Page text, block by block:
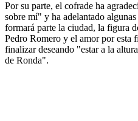
Por su parte, el cofrade ha
sobre mí" y ha adelantado
formará parte la ciudad, la figura
Pedro Romero y el amor por esta
finalizar deseando "estar a la
de Ronda".